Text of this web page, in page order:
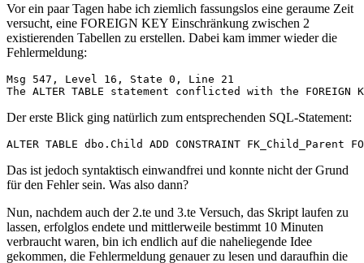
Vor ein paar Tagen habe ich ziemlich fassungslos eine geraume Zeit
versucht, eine FOREIGN KEY Einschränkung zwischen 2
existierenden Tabellen zu erstellen. Dabei kam immer wieder die
Fehlermeldung:
Msg 547, Level 16, State 0, Line 21
The ALTER TABLE statement conflicted with the
Der erste Blick ging natürlich zum entsprechenden SQL-Statement:
ALTER TABLE dbo.Child ADD CONSTRAINT FK_Child_Parent
Das ist jedoch syntaktisch einwandfrei und konnte nicht der Grund
für den Fehler sein. Was also dann?
Nun, nachdem auch der 2.te und 3.te Versuch, das Skript laufen zu
lassen, erfolglos endete und mittlerweile bestimmt 10 Minuten
verbraucht waren, bin ich endlich auf die naheliegende Idee
gekommen, die Fehlermeldung genauer zu lesen und daraufhin die